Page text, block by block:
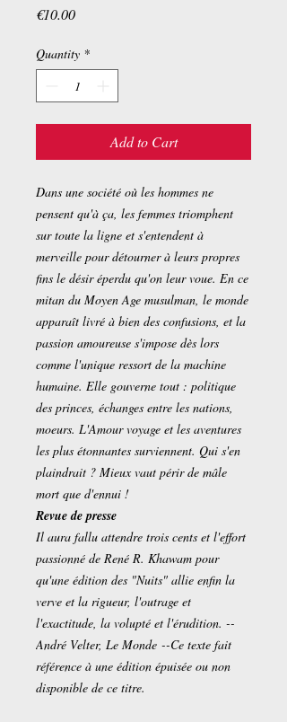
€10.00Price
Quantity *
Add to Cart
Dans une société où les hommes ne
pensent qu'à ça, les femmes triomphent
sur toute la ligne et s'entendent à
merveille pour détourner à leurs propres
fins le désir éperdu qu'on leur voue. En ce
mitan du Moyen Age musulman, le monde
apparaît livré à bien des confusions, et la
passion amoureuse s'impose dès lors
comme l'unique ressort de la machine
humaine. Elle gouverne tout : politique
des princes, échanges entre les nations,
moeurs. L'Amour voyage et les aventures
les plus étonnantes surviennent. Qui s'en
plaindrait ? Mieux vaut périr de mâle
mort que d'ennui !
Revue de presse
Il aura fallu attendre trois cents et l'effort
passionné de René R. Khawam pour
qu'une édition des "Nuits" allie enfin la
verve et la rigueur, l'outrage et
l'exactitude, la volupté et l'érudition. --
André Velter, Le Monde --Ce texte fait
référence à une édition épuisée ou non
disponible de ce titre.